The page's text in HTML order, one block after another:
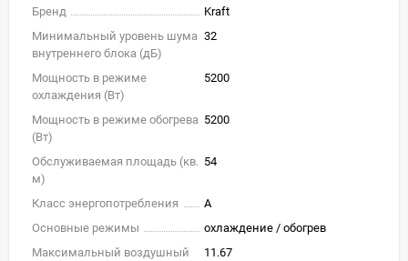
Бренд
Kraft
Минимальный уровень шума
внутреннего блока (дБ)
32
Мощность в режиме
охлаждения (Вт)
5200
Мощность в режиме обогрева
(Вт)
5200
Обслуживаемая площадь (кв.
м)
54
Класс энергопотребления
A
Основные режимы
охлаждение / обогрев
Максимальный воздушный
11.67